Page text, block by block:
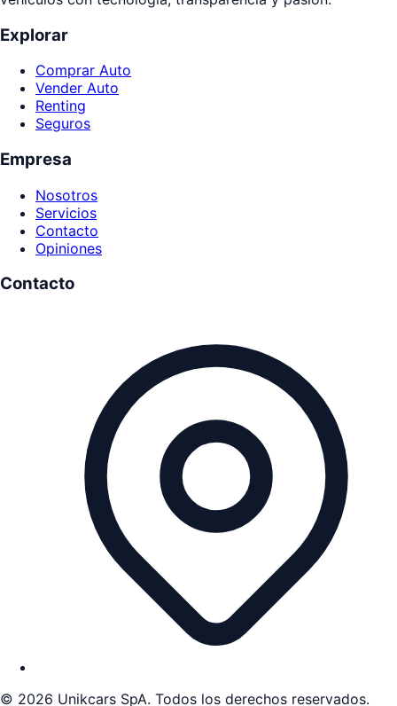
Explorar
Comprar Auto
Vender Auto
Renting
Seguros
Empresa
Nosotros
Servicios
Contacto
Opiniones
Contacto
© 2026 Unikcars SpA. Todos los derechos reservados.